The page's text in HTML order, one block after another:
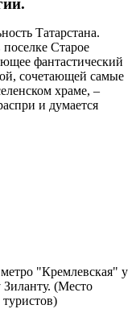
Татарстана.
Старое
фантастический
сочетающей самые
храме, –
и думается
"Кремлевская" у
(Место